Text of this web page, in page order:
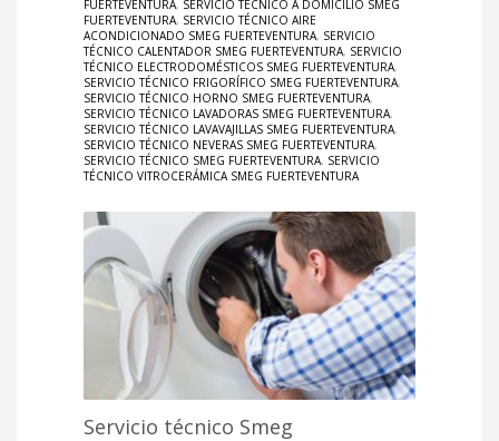
FUERTEVENTURA, SERVICIO TÉCNICO A DOMICILIO SMEG
FUERTEVENTURA, SERVICIO TÉCNICO AIRE
ACONDICIONADO SMEG FUERTEVENTURA, SERVICIO
TÉCNICO CALENTADOR SMEG FUERTEVENTURA, SERVICIO
TÉCNICO ELECTRODOMÉSTICOS SMEG FUERTEVENTURA,
SERVICIO TÉCNICO FRIGORÍFICO SMEG FUERTEVENTURA,
SERVICIO TÉCNICO HORNO SMEG FUERTEVENTURA,
SERVICIO TÉCNICO LAVADORAS SMEG FUERTEVENTURA,
SERVICIO TÉCNICO LAVAVAJILLAS SMEG FUERTEVENTURA,
SERVICIO TÉCNICO NEVERAS SMEG FUERTEVENTURA,
SERVICIO TÉCNICO SMEG FUERTEVENTURA, SERVICIO
TÉCNICO VITROCERÁMICA SMEG FUERTEVENTURA
Servicio técnico Smeg